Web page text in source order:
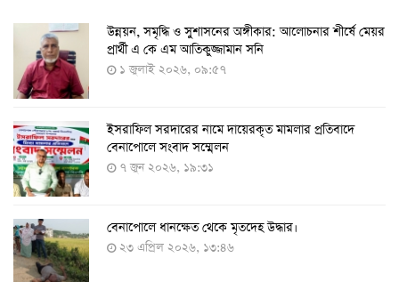
২৪ ঘণ্টায় ২১২ জনের করোনা শনাক্ত, মৃত্যু নেই
১৭ আগস্ট ২০২২, ১৯:০০
৫-১১ বছরের শিশুদের পরীক্ষামূলক টিকা প্রয়োগ শুরু আজ
১১ আগস্ট ২০২২, ১২:০৯
করোনায় ৩ জনের প্রাণহানি, নতুন শনাক্ত ২৯৬
৮ আগস্ট ২০২২, ১৯:৩৪
​উন্নয়ন, সমৃদ্ধি ও সুশাসনের অঙ্গীকার: আলোচনার শীর্ষে মেয়র
প্রার্থী এ কে এম আতিকুজ্জামান সনি
১ জুলাই ২০২৬, ০৯:৫৭
ইসরাফিল সরদারের নামে দায়েরকৃত মামলার প্রতিবাদে
বেনাপোলে সংবাদ সম্মেলন
৭ জুন ২০২৬, ১৯:৩১
বেনাপোলে ধানক্ষেত থেকে মৃতদেহ উদ্ধার।
২৩ এপ্রিল ২০২৬, ১৩:৪৬